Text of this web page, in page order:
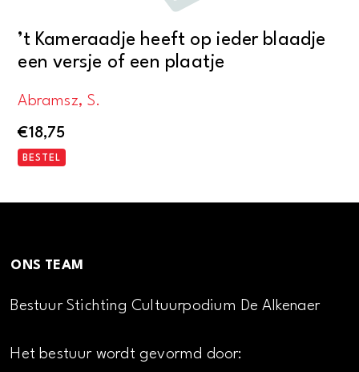
’t Kameraadje heeft op ieder blaadje
een versje of een plaatje
Abramsz, S.
€18,75
BESTEL
ONS TEAM
Bestuur Stichting Cultuurpodium De Alkenaer
Het bestuur wordt gevormd door: